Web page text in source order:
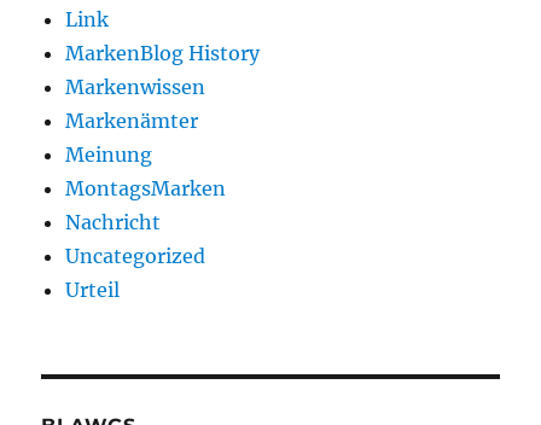
Link
MarkenBlog History
Markenwissen
Markenämter
Meinung
MontagsMarken
Nachricht
Uncategorized
Urteil